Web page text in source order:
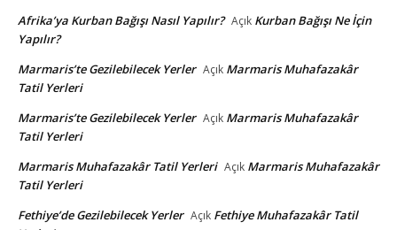
Afrika’ya Kurban Bağışı Nasıl Yapılır? Açık Kurban Bağışı Ne İçin
Yapılır?
Marmaris’te Gezilebilecek Yerler Açık Marmaris Muhafazakâr
Tatil Yerleri
Marmaris’te Gezilebilecek Yerler Açık Marmaris Muhafazakâr
Tatil Yerleri
Marmaris Muhafazakâr Tatil Yerleri Açık Marmaris Muhafazakâr
Tatil Yerleri
Fethiye’de Gezilebilecek Yerler Açık Fethiye Muhafazakâr Tatil